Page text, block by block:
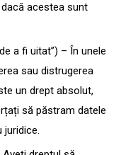
acestea sunt
a fi uitat”) – În unele
sau distrugerea
un drept absolut,
să păstram datele
juridice.